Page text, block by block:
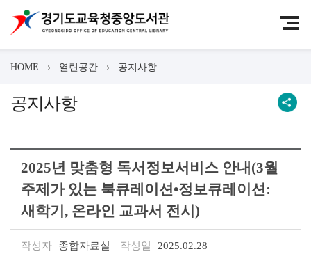
HOME 열린공간 공지사항
공지사항
2025년 맞춤형 독서정보서비스 안내(3월
주제가 있는 북큐레이션•정보큐레이션:
새학기, 온라인 교과서 전시)
작성자 종합자료실 작성일 2025.02.28